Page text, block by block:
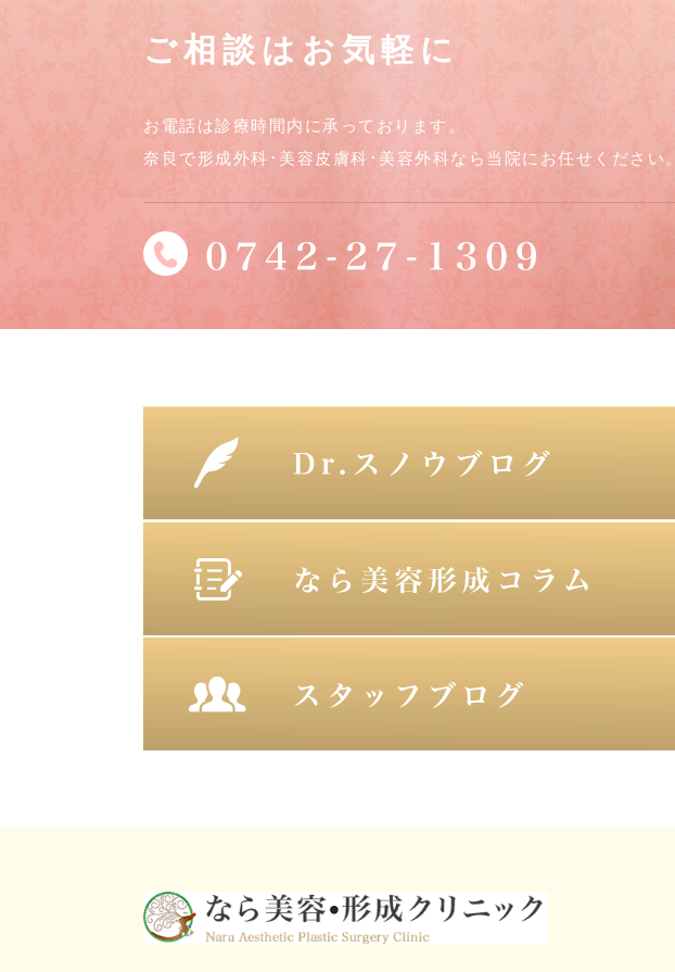
ご相談はお気軽に
お電話は診療時間内に承っております。
奈良で形成外科･美容皮膚科･美容外科なら当院にお任せください。